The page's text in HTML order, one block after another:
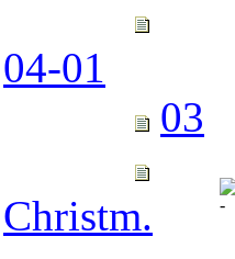
04-01
03
Christm.